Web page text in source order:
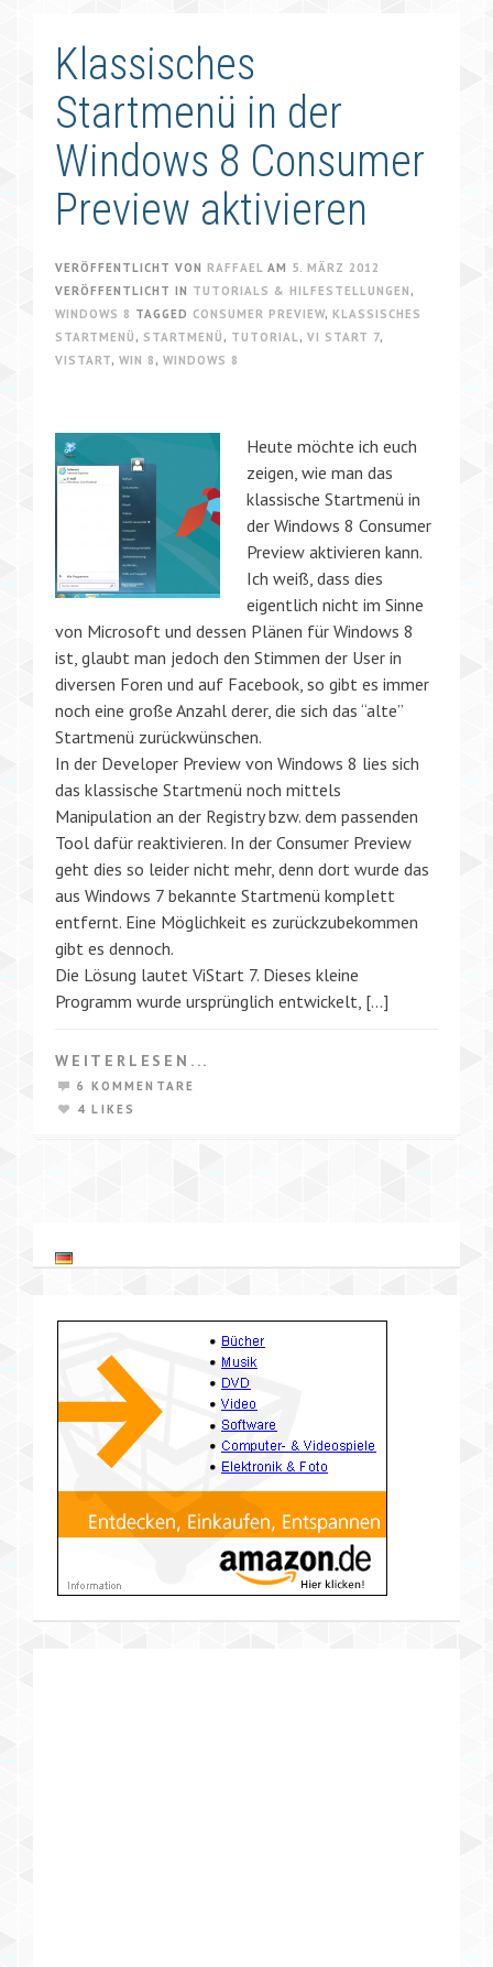
Klassisches
Startmenü in der
Windows 8 Consumer
Preview aktivieren
VERÖFFENTLICHT VON RAFFAEL AM 5. MÄRZ 2012
VERÖFFENTLICHT IN TUTORIALS & HILFESTELLUNGEN ,
WINDOWS 8 TAGGED CONSUMER PREVIEW, KLASSISCHES
STARTMENÜ , STARTMENÜ , TUTORIAL, VI START 7,
VISTART, WIN 8 , WINDOWS 8
Heute möchte ich euch
zeigen, wie man das
klassische Startmenü in
der Windows 8 Consumer
Preview aktivieren kann.
Ich weiß, dass dies
eigentlich nicht im Sinne
von Microsoft und dessen Plänen für Windows 8
ist, glaubt man jedoch den Stimmen der User in
diversen Foren und auf Facebook, so gibt es immer
noch eine große Anzahl derer, die sich das “alte”
Startmenü zurückwünschen.
In der Developer Preview von Windows 8 lies sich
das klassische Startmenü noch mittels
Manipulation an der Registry bzw. dem passenden
Tool dafür reaktivieren. In der Consumer Preview
geht dies so leider nicht mehr, denn dort wurde das
aus Windows 7 bekannte Startmenü komplett
entfernt. Eine Möglichkeit es zurückzubekommen
gibt es dennoch.
Die Lösung lautet ViStart 7. Dieses kleine
Programm wurde ursprünglich entwickelt, […]
WEITERLESEN...
6 KOMMENTARE
4 LIKES